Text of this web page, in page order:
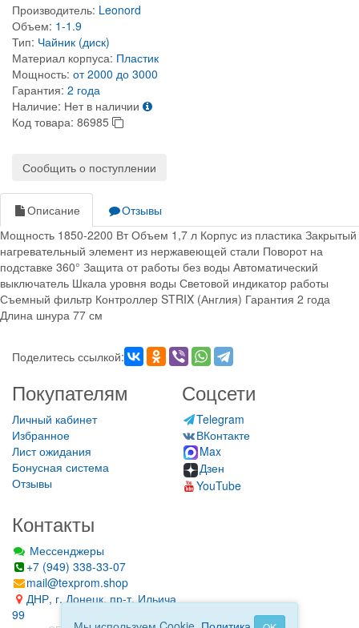
Производитель: Leonord
Объем: 1-1.9
Тип: Чайник (диск)
Материал корпуса: Пластик
Мощность: от 2000 до 3000
Гарантия: 2 года
Наличие: Нет в наличии
Код товара: 86985
Сообщить о поступлении
Описание
Отзывы
Мощность 1850-2200 Вт Объем 1,7 л Корпус из пластика Закрытый
нагревательный элемент из нержавеющей стали Поворот на
подставке 360° Защита от работы без воды Автоматический
выключатель Шкала уровня воды Световой индикатор работы
Съемный фильтр Контроллер STRIX (Англия) Гарантия 2 года
Длина шнура 77 см
Поделитесь ссылкой:
Покупателям
Личный кабинет
Избранное
Лист ожидания
Бонусная система
Отзывы
Соцсети
Telegram
ВКонтакте
Max
Дзен
YouTube
Контакты
Мессенджеры
+7 (949) 338-33-07
mail@texprom.shop
ДНР, г. Донецк, пр-т. Ильича
99